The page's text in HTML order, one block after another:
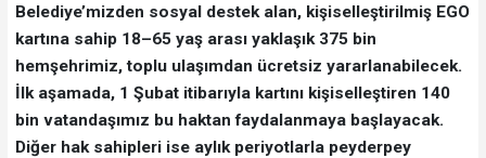
Belediye’mizden sosyal destek alan, kişiselleştirilmiş EGO
kartına sahip 18–65 yaş arası yaklaşık 375 bin
hemşehrimiz, toplu ulaşımdan ücretsiz yararlanabilecek.
İlk aşamada, 1 Şubat itibarıyla kartını kişiselleştiren 140
bin vatandaşımız bu haktan faydalanmaya başlayacak.
Diğer hak sahipleri ise aylık periyotlarla peyderpey